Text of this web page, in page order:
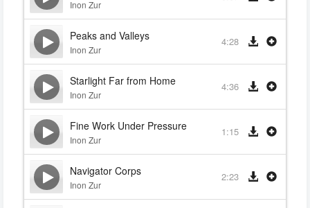
Inon Zur
Peaks and Valleys
Inon Zur
4:28
Starlight Far from Home
Inon Zur
4:36
Fine Work Under Pressure
Inon Zur
1:15
Navigator Corps
Inon Zur
2:23